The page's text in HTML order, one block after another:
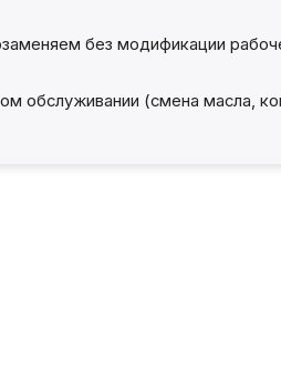
без модификации
обслуживании (смена масла,